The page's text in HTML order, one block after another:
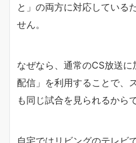
と」の両方に対応している
せん。
なぜなら、通常のCS放送
配信」を利用することで、
も同じ試合を見られるからで
自宅ではリビングのテレビ